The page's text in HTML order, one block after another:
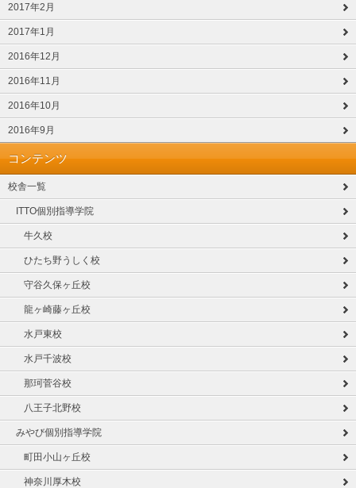
2017年2月
2017年1月
2016年12月
2016年11月
2016年10月
2016年9月
コンテンツ
校舎一覧
ITTO個別指導学院
牛久校
ひたち野うしく校
守谷久保ヶ丘校
龍ヶ崎藤ヶ丘校
水戸東校
水戸千波校
那珂菅谷校
八王子北野校
みやび個別指導学院
町田小山ヶ丘校
神奈川厚木校